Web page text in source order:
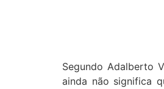
Segundo Adalberto
ainda não significa